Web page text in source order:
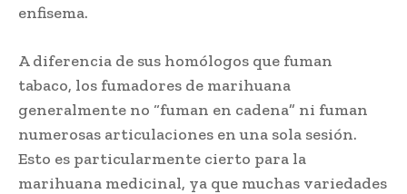
enfisema.
A diferencia de sus homólogos que fuman
tabaco, los fumadores de marihuana
generalmente no “fuman en cadena” ni fuman
numerosas articulaciones en una sola sesión.
Esto es particularmente cierto para la
marihuana medicinal, ya que muchas variedades